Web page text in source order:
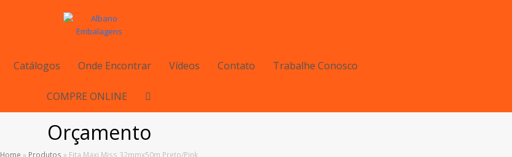
Catálogos Onde Encontrar Vídeos Contato Trabalhe Conosco
COMPRE ONLINE
Orçamento
Home » Produtos » Fita Maxi Miss 32mmx50m Preto/Pink